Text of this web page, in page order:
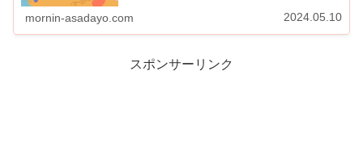
mornin-asadayo.com 2024.05.10
スポンサーリンク